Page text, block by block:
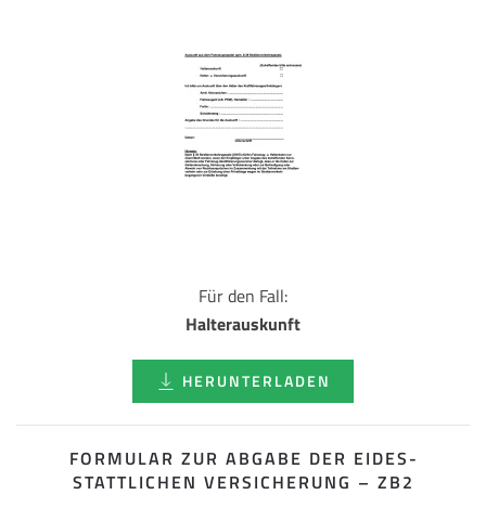
Für den Fall:
Halterauskunft
HERUNTERLADEN
FORMULAR ZUR ABGABE DER EIDES­
STATTLICHEN VERSICHERUNG – ZB2